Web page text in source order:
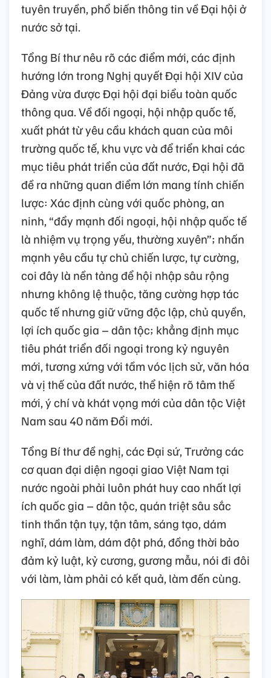
tuyên truyền, phổ biến thông tin về Đại hội ở
nước sở tại.
Tổng Bí thư nêu rõ các điểm mới, các định
hướng lớn trong Nghị quyết Đại hội XIV của
Đảng vừa được Đại hội đại biểu toàn quốc
thông qua. Về đối ngoại, hội nhập quốc tế,
xuất phát từ yêu cầu khách quan của môi
trường quốc tế, khu vực và để triển khai các
mục tiêu phát triển của đất nước, Đại hội đã
đề ra những quan điểm lớn mang tính chiến
lược: Xác định cùng với quốc phòng, an
ninh, “đẩy mạnh đối ngoại, hội nhập quốc tế
là nhiệm vụ trọng yếu, thường xuyên”; nhấn
mạnh yêu cầu tự chủ chiến lược, tự cường,
coi đây là nền tảng để hội nhập sâu rộng
nhưng không lệ thuộc, tăng cường hợp tác
quốc tế nhưng giữ vững độc lập, chủ quyền,
lợi ích quốc gia – dân tộc; khẳng định mục
tiêu phát triển đối ngoại trong kỷ nguyên
mới, tương xứng với tầm vóc lịch sử, văn hóa
và vị thế của đất nước, thể hiện rõ tâm thế
mới, ý chí và khát vọng mới của dân tộc Việt
Nam sau 40 năm Đổi mới.
Tổng Bí thư đề nghị, các Đại sứ, Trưởng các
cơ quan đại diện ngoại giao Việt Nam tại
nước ngoài phải luôn phát huy cao nhất lợi
ích quốc gia – dân tộc, quán triệt sâu sắc
tinh thần tận tụy, tận tâm, sáng tạo, dám
nghĩ, dám làm, dám đột phá, đồng thời bảo
đảm kỷ luật, kỷ cương, gương mẫu, nói đi đôi
với làm, làm phải có kết quả, làm đến cùng.